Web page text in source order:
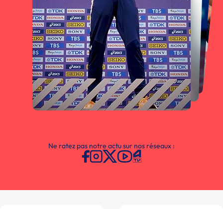
Ne ratez pas notre actu sur nos réseaux :